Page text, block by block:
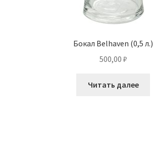
Бокал Belhaven (0,5 л.)
500,00 ₽
Читать далее